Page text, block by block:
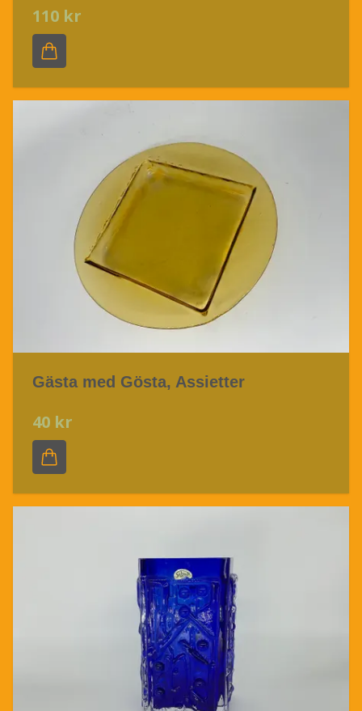
110 kr
Gästa med Gösta, Assietter
40 kr